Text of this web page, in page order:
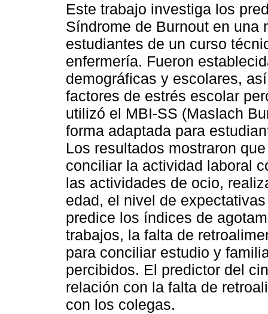
Este trabajo investiga los
Síndrome de Burnout en una
estudiantes de un curso
enfermería. Fueron
demográficas y escolares,
factores de estrés escolar
utilizó el MBI-SS (Maslach
forma adaptada para
Los resultados mostraron
conciliar la actividad laboral
las actividades de ocio,
edad, el nivel de
predice los índices de
trabajos, la falta de
para conciliar estudio y
percibidos. El predictor del
relación con la falta de
con los colegas.